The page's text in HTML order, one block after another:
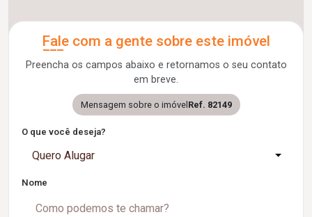
Fale com a gente sobre este imóvel
Preencha os campos abaixo e retornamos o seu contato
em breve.
Mensagem sobre o imóvel Ref. 82149
O que você deseja?
Quero Alugar
Nome